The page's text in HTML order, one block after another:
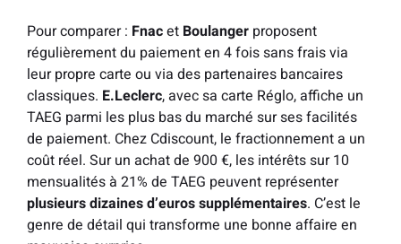
Pour comparer : Fnacet Boulanger proposent
régulièrement du paiement en 4 fois sans frais via
leur propre carte ou via des partenaires bancaires
classiques. E.Leclerc, avec sa carte Réglo, affiche un
TAEG parmi les plus bas du marché sur ses facilités
de paiement. Chez Cdiscount, le fractionnement a un
coût réel. Sur un achat de 900 €, les intérêts sur 10
mensualités à 21% de TAEG peuvent représenter
plusieurs dizaines d’euros supplémentaires. C’est le
genre de détail qui transforme une bonne affaire en